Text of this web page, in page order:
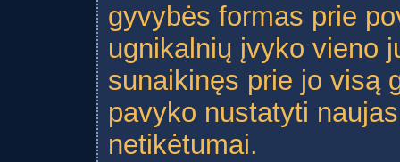
gyvybės formas prie
ugnikalnių įvyko vieno
sunaikinęs prie jo visą
pavyko nustatyti
netikėtumai.